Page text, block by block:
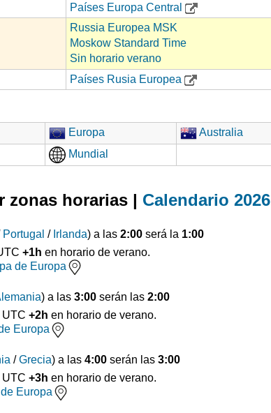
Países Europa Central
Russia Europea MSK
Moskow Standard Time
Sin horario verano
Países Rusia Europea
Europa
Australia
Mundial
zonas horarias | Calendario 2026
Portugal / Irlanda) a las 2:00 será la 1:00
+1h en horario de verano.
de Europa
) a las 3:00 serán las 2:00
UTC +2h en horario de verano.
Europa
/Grecia) a las 4:00 serán las 3:00
UTC +3h en horario de verano.
Europa